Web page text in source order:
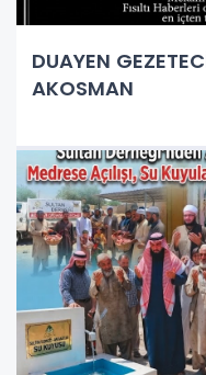
DUAYEN
AKOSMAN